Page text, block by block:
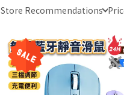
Store Recommendations